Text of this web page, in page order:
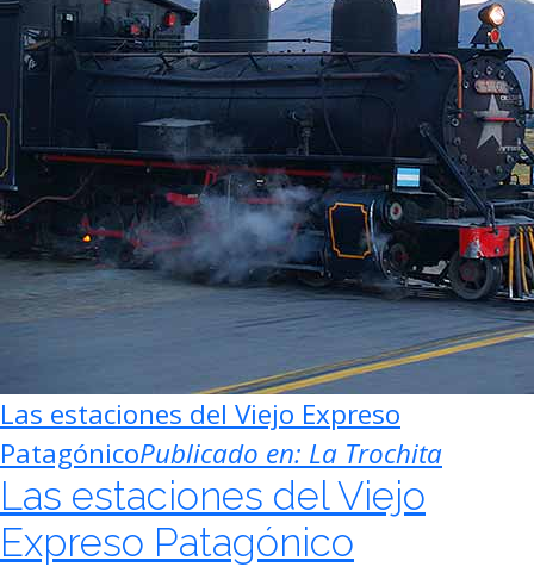
Las estaciones del Viejo Expreso
PatagónicoPublicado en: La Trochita
Las estaciones del Viejo
Expreso Patagónico